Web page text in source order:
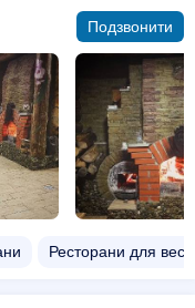
Подзвонити
Ресторани для